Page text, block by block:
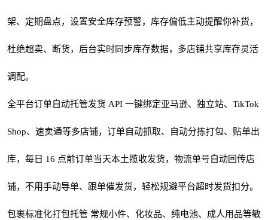
架、定期盘点，设置安全库存预警，库存偏低主动提醒你补货，
杜绝超卖、断货，后台实时同步库存数据，多店铺共享库存灵活
调配。
全平台订单自动托管发货 API 一键绑定亚马逊、独立站、TikTok
Shop、速卖通等多店铺，订单自动抓取、自动分拣打包、贴单出
库，每日 16 点前订单当天本土揽收发货，物流单号自动回传店
铺，不用手动导单、跟单催发货，轻松规避平台超时发货扣分。
包裹标准化打包托管 常规小件、化妆品、纯电池、成人用品等敏